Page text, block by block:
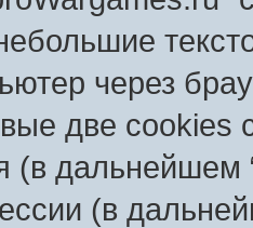
через
две cookies
(в дальнейшем
(в